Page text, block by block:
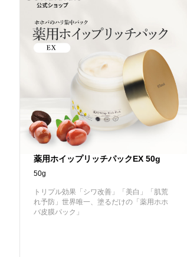
薬用ホイップリッチパックEX 50g
50g
トリプル効果「シワ改善」「美白」「肌荒
れ予防」世界唯一、塗るだけの「薬用ホホ
バ皮膜パック」